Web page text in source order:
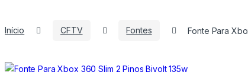
Início CFTV Fontes Fonte Para